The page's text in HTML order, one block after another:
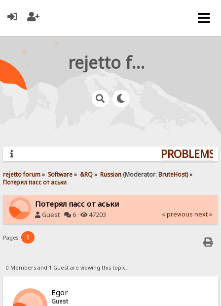
rejetto forum
rejetto forum» Software» &RQ» Russian (Moderator:BruteHost) »
Потерял пасс от аськи
Потерял пасс от аськи
Guest · 6 · 47203 « previous next »
Pages: 1
0 Members and 1 Guest are viewing this topic.
Egor
Guest